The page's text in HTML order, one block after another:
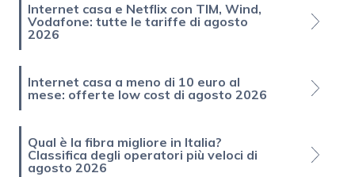
Internet casa e Netflix con TIM, Wind,
Vodafone: tutte le tariffe di agosto
2026
Internet casa a meno di 10 euro al
mese: offerte low cost di agosto 2026
Qual è la fibra migliore in Italia?
Classifica degli operatori più veloci di
agosto 2026